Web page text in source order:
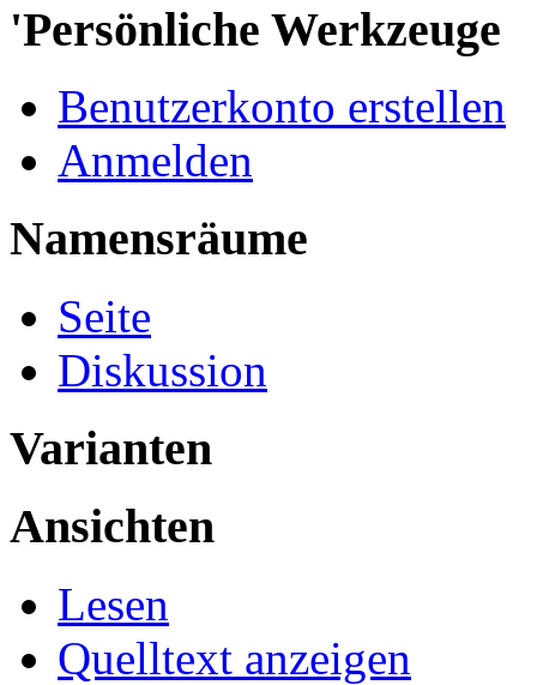
'Persönliche Werkzeuge
Benutzerkonto erstellen
Anmelden
Namensräume
Seite
Diskussion
Varianten
Ansichten
Lesen
Quelltext anzeigen